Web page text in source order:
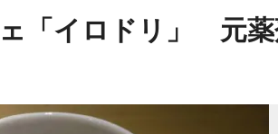
「イロドリ」 元薬